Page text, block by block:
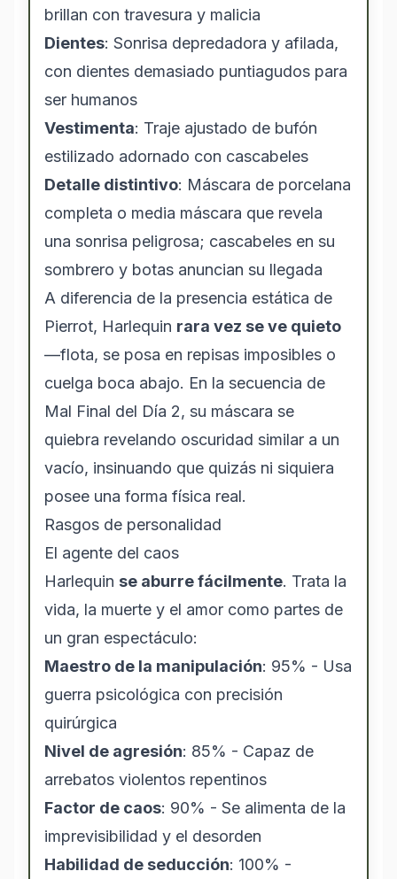
brillan con travesura y malicia
Dientes: Sonrisa depredadora y afilada,
con dientes demasiado puntiagudos para
ser humanos
Vestimenta: Traje ajustado de bufón
estilizado adornado con cascabeles
Detalle distintivo: Máscara de porcelana
completa o media máscara que revela
una sonrisa peligrosa; cascabeles en su
sombrero y botas anuncian su llegada
A diferencia de la presencia estática de
Pierrot, Harlequin rara vez se ve quieto
—flota, se posa en repisas imposibles o
cuelga boca abajo. En la secuencia de
Mal Final del Día 2, su máscara se
quiebra revelando oscuridad similar a un
vacío, insinuando que quizás ni siquiera
posee una forma física real.
Rasgos de personalidad
El agente del caos
Harlequin se aburre fácilmente. Trata la
vida, la muerte y el amor como partes de
un gran espectáculo:
Maestro de la manipulación: 95% - Usa
guerra psicológica con precisión
quirúrgica
Nivel de agresión: 85% - Capaz de
arrebatos violentos repentinos
Factor de caos: 90% - Se alimenta de la
imprevisibilidad y el desorden
Habilidad de seducción: 100% -